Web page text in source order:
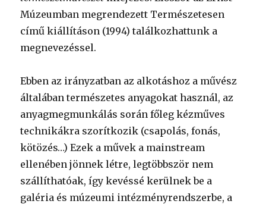
Múzeumban megrendezett Természetesen
című kiállításon (1994) találkozhattunk a
megnevezéssel.
Ebben az irányzatban az alkotáshoz a művész
általában természetes anyagokat használ, az
anyagmegmunkálás során főleg kézműves
technikákra szorítkozik (csapolás, fonás,
kötözés…) Ezek a művek a mainstream
ellenében jönnek létre, legtöbbször nem
szállíthatóak, így kevéssé kerülnek be a
galéria és múzeumi intézményrendszerbe, a